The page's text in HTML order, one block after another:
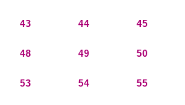
43 44 45
48 49 50
53 54 55